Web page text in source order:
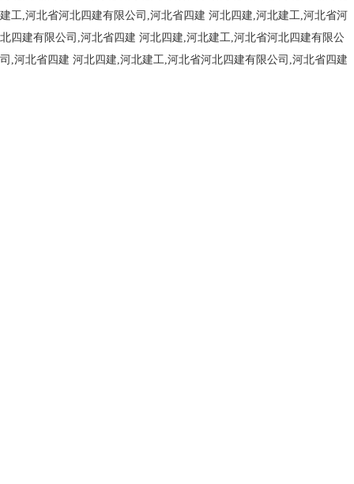
建工,河北省河北四建有限公司,河北省四建 河北四建,河北建工,河北省河
北四建有限公司,河北省四建 河北四建,河北建工,河北省河北四建有限公
司,河北省四建 河北四建,河北建工,河北省河北四建有限公司,河北省四建